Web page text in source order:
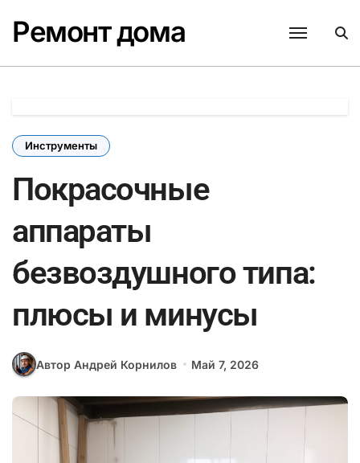
содержанию
Ремонт дома
Инструменты
Покрасочные
аппараты
безвоздушного типа:
плюсы и минусы
Автор Андрей Корнилов Май 7, 2026